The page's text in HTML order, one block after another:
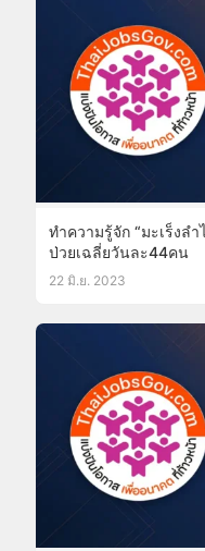
ทำความรู้จัก “มะเร็งล
ป่วยเฉลี่ยวันละ44คน
22 มิ.ย. 2023